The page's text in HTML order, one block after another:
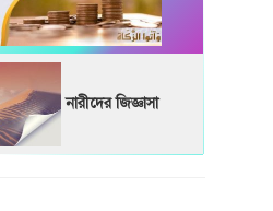
নারীদের জিজ্ঞাসা